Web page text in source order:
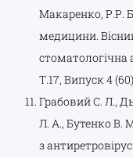
Макаренко, Р.Р.
медицини.
Т.17, Випуск 4
Грабовий С. Л.,
Л. А., Бутенко В.
з